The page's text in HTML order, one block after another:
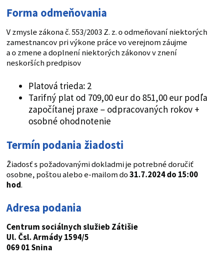
Forma odmeňovania
V zmysle zákona č. 553/2003 Z. z. o odmeňovaní niektorých
zamestnancov pri výkone práce vo verejnom záujme
a o zmene a doplnení niektorých zákonov v znení
neskorších predpisov
Platová trieda: 2
Tarifný plat od 709,00 eur do 851,00 eur podľa
započítanej praxe – odpracovaných rokov +
osobné ohodnotenie
Termín podania žiadosti
Žiadosť s požadovanými dokladmi je potrebné doručiť
osobne, poštou alebo e-mailom do31.7.2024 do 15:00
hod.
Adresa podania
Centrum sociálnych služieb Zátišie
Ul. Čsl. Armády 1594/5
069 01 Snina